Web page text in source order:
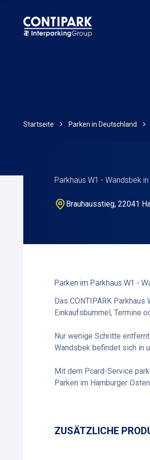
Startseite Parken in Deutschland
Parkhaus W1 - Wandsbek
Brauhausstieg, 22041
Parken im Parkhaus W1 -
Das CONTIPARK
Einkaufsbummel, Termine
Nur wenige Schritte
Wandsbek befindet sich in
Mit dem Pcard-Service
Parken im Hamburger
ZUSÄTZLICHE